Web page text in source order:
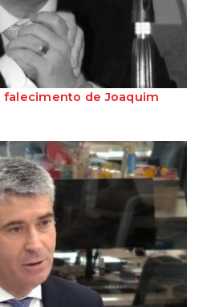
falecimento de Joaquim